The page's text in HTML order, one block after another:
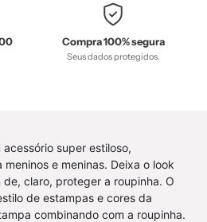
tab-
tam-
camiseta-
bebê-
minimalista-
estiloso
Compra 100% segura
Seus dados protegidos.
acessório super estiloso,
e meninas. Deixa o look
claro, proteger a roupinha. O
de estampas e cores da
combinando com a roupinha.